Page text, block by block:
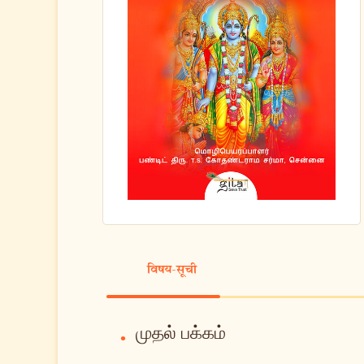
विषय-सूची
• முதல் பக்கம்